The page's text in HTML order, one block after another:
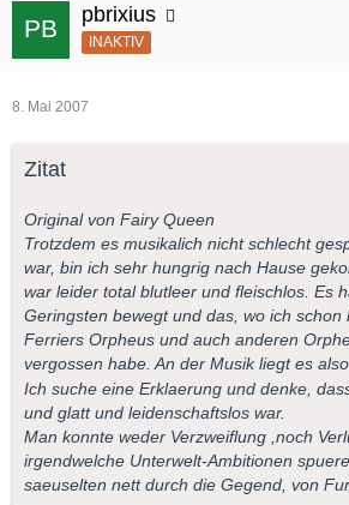
pbrixius
INAKTIV
8. Mai 2007
Zitat
Original von Fairy Queen
Trotzdem es musikalich nicht schlecht
war, bin ich sehr hungrig nach Hause
war leider total blutleer und fleischlos. Es
Geringsten bewegt und das, wo ich schon
Ferriers Orpheus und auch anderen
vergossen habe. An der Musik liegt es
Ich suche eine Erklaerung und denke,
und glatt und leidenschaftslos war.
Man konnte weder Verzweiflung ,noch
irgendwelche Unterwelt-Ambitionen
saeuselten nett durch die Gegend, von